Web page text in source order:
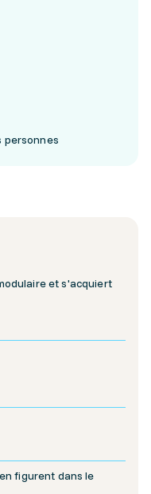
personnes
et s'acquiert
figurent dans le